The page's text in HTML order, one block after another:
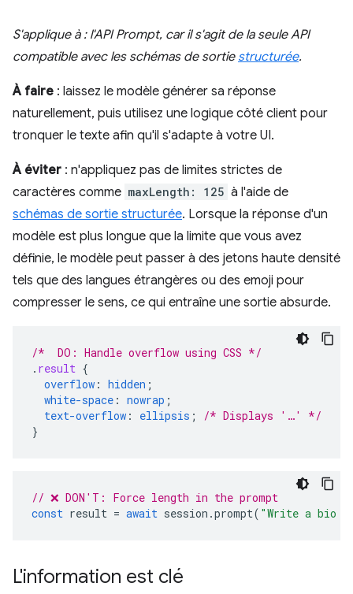
S'applique à : l'API Prompt, car il s'agit de la seule API
compatible avec les schémas de sortie structurée.
À faire : laissez le modèle générer sa réponse
naturellement, puis utilisez une logique côté client pour
tronquer le texte afin qu'il s'adapte à votre UI.
À éviter : n'appliquez pas de limites strictes de
caractères comme maxLength: 125 à l'aide de
schémas de sortie structurée. Lorsque la réponse d'un
modèle est plus longue que la limite que vous avez
définie, le modèle peut passer à des jetons haute densité
tels que des langues étrangères ou des emoji pour
compresser le sens, ce qui entraîne une sortie absurde.
/*  DO: Handle overflow using CSS */
. result {
overflow : hidden ;
white-space : nowrap ;
text-overflow : ellipsis ;
/* Displays '…' */
}
// ❌ DON'T: Force length in the prompt
const result = await session .prompt( "Write a bio
L'information est clé